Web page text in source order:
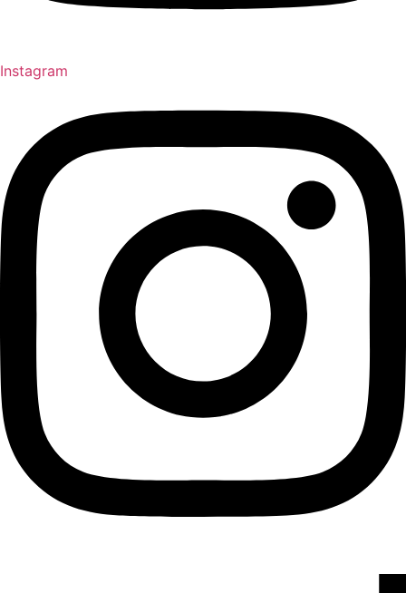
Instagram